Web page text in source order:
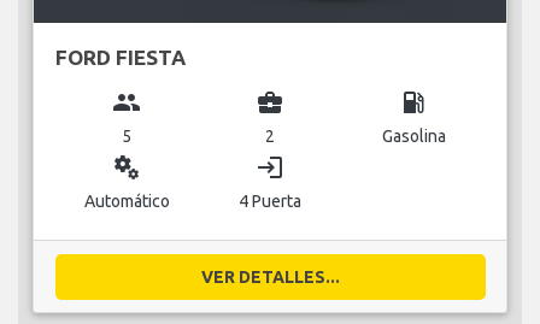
FORD FIESTA
group
5
business_center
2
local_gas_station
Gasolina
miscellaneous_services
Automático
login
4 Puerta
VER DETALLES...